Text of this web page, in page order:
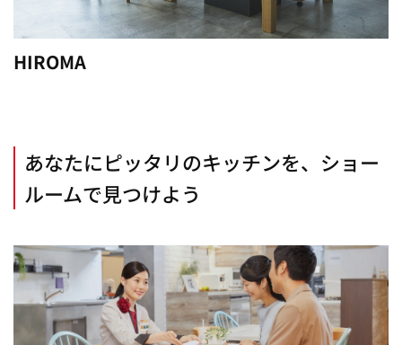
HIROMA
あなたにピッタリのキッチンを、ショー
ルームで見つけよう